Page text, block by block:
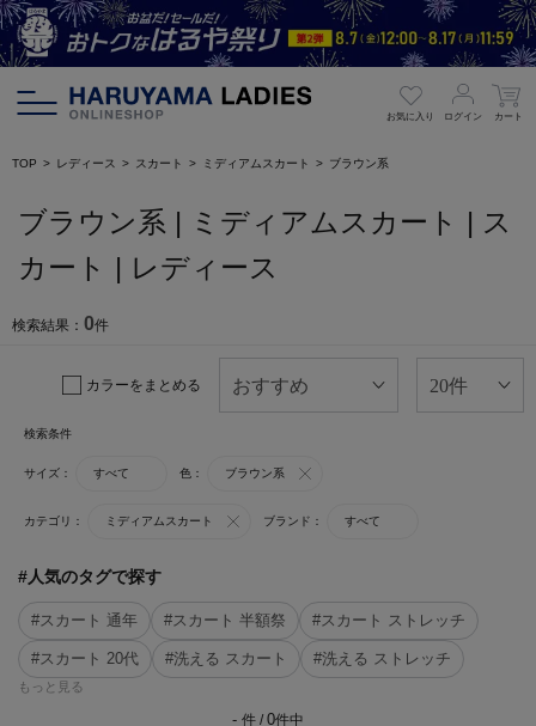
お気に入り ログイン カート
TOP レディース スカート ミディアムスカート ブラウン系
ブラウン系 | ミディアムスカート | ス
カート | レディース
検索結果： 0件
カラーをまとめる
検索条件
サイズ： すべて 色： ブラウン系
カテゴリ： ミディアムスカート ブランド： すべて
#人気のタグで探す
#スカート 通年 #スカート 半額祭 #スカート ストレッチ
#スカート 20代 #洗える スカート #洗える ストレッチ
もっと見る
- 件 / 0件中